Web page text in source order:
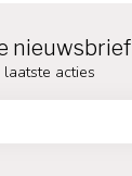
nieuwsbrief
acties